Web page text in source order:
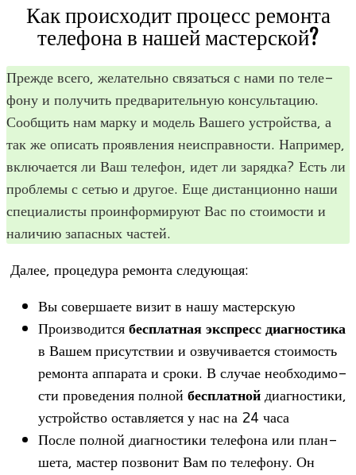
Как происходит процесс ремонта
телефона в нашей мастерской?
Прежде всего, жела­тельно свя­заться с нами по теле­
фону и полу­чить пред­ва­ри­тель­ную кон­суль­та­цию.
Сооб­щить нам марку и модель Вашего устрой­ства, а
так же опи­сать про­яв­ле­ния неис­прав­но­сти. Напри­мер,
вклю­ча­ется ли Ваш теле­фон, идет ли зарядка? Есть ли
про­блемы с сетью и дру­гое. Еще дистан­ци­онно наши
спе­ци­а­ли­сты про­ин­фор­ми­руют Вас по сто­и­мо­сти и
нали­чию запас­ных частей.
Далее, про­це­дура ремонта следующая:
Вы совер­ша­ете визит в нашу мастерскую
Про­из­во­дитсябес­плат­ная экс­пресс диа­гно­стика
в Вашем при­сут­ствии и озву­чи­ва­ется сто­и­мость
ремонта аппа­рата и сроки. В слу­чае необ­хо­ди­мо­
сти про­ве­де­ния пол­ной бес­плат­нойдиа­гно­стики,
устрой­ство остав­ля­ется у нас на 24 часа
После пол­ной диа­гно­стики теле­фона или план­
шета, мастер позво­нит Вам по теле­фону. Он